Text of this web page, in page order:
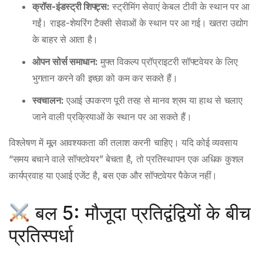
क्रॉस-इंडस्ट्री शिफ्ट्स: स्ट्रीमिंग सेवाएं केबल टीवी के स्थान पर आ
गईं। राइड-शेयरिंग टैक्सी सेवाओं के स्थान पर आ गई। खतरा उद्योग
के बाहर से आता है।
ओपन सोर्स समाधान: मुफ्त विकल्प प्रॉप्राइटरी सॉफ्टवेयर के लिए
भुगतान करने की इच्छा को कम कर सकते हैं।
स्वचालन: एआई उपकरण पूरी तरह से मानव श्रम या हाथ से चलाए
जाने वाली प्रक्रियाओं के स्थान पर आ सकते हैं।
विश्लेषण में मूल आवश्यकता की तलाश करनी चाहिए। यदि कोई व्यवसाय
“समय बचाने वाले सॉफ्टवेयर” बेचता है, तो प्रतिस्थापन एक अधिक कुशल
कार्यप्रवाह या एआई एजेंट है, बस एक और सॉफ्टवेयर पैकेज नहीं।
बल 5: मौजूदा प्रतिद्वंद्वियों के बीच
प्रतिस्पर्धा